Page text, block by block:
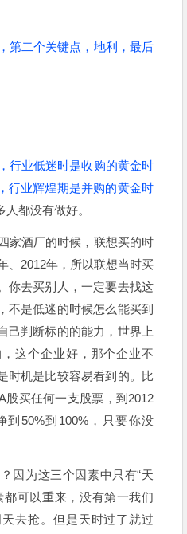
第二个关键点，地利，最后
行业低迷时是收购的黄金时
行业辉煌期是并购的黄金时
都没有做好。
家酒厂的时候，联想买的时
、2012年，所以联想当时买
你去买别人，一定要去找这
不是低迷的时候怎么能买到
己判断标的的能力，世界上
这个企业好，那个企业不
时机是比较容易看到的。比
股买任何一支股票，到2012
50%到100%，只要你没
因为这三个因素中只有“天
都可以重来，没有第一我们
去抢。但是天时过了就过